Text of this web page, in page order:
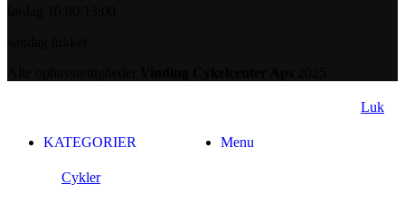
Luk
Menu
KATEGORIER
Cykler